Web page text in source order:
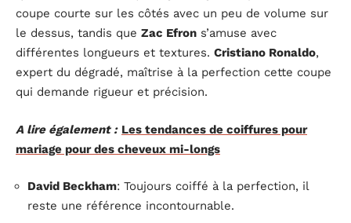
coupe courte sur les côtés avec un peu de volume sur
le dessus, tandis que Zac Efron s’amuse avec
différentes longueurs et textures. Cristiano Ronaldo,
expert du dégradé, maîtrise à la perfection cette coupe
qui demande rigueur et précision.
A lire également : Les tendances de coiffures pour
mariage pour des cheveux mi-longs
David Beckham: Toujours coiffé à la perfection, il
reste une référence incontournable.